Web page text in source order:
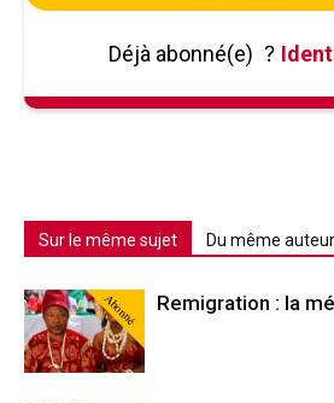
Déjà abonné(e) ?
Sur le même sujet Du même auteur
Abonné Remigration : la